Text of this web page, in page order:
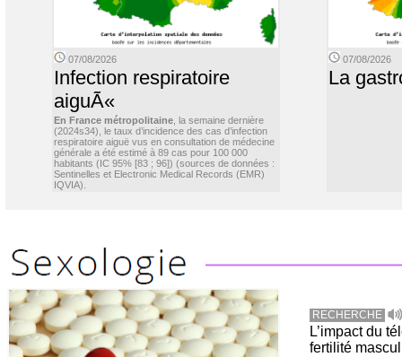
07/08/2026
Infection respiratoire
aiguÃ«
En France métropolitaine , la semaine dernière
(2024s34), le taux d’incidence des cas d’infection
respiratoire aiguë vus en consultation de médecine
générale a été estimé à 89 cas pour 100 000
habitants (IC 95% [83 ; 96]) (sources de données :
Sentinelles et Electronic Medical Records (EMR)
IQVIA).
07/08/2026
La
RECHERCHE
L’impact du
fertilité